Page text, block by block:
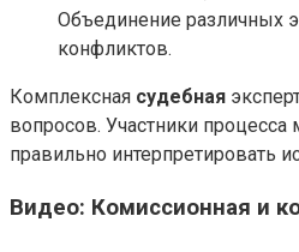
Объединение различных
конфликтов.
Комплексная судебная
вопросов. Участники процесса
правильно интерпретировать
Видео: Комиссионная и